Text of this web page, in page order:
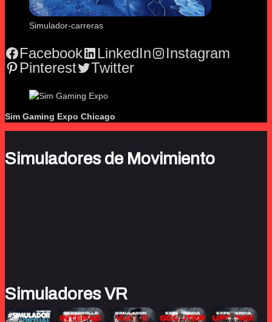
Simulador-carreras
Facebook LinkedIn
Instagram
Pinterest
Twitter
Sim Gaming Expo Chicago
Simuladores de Movimiento
Simuladores VR